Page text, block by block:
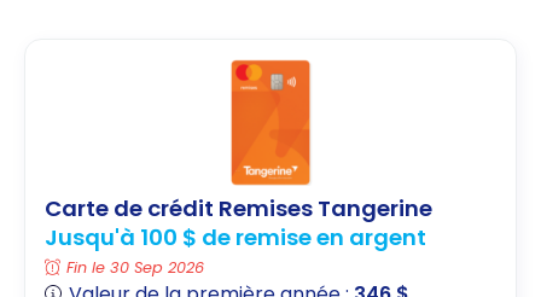
Carte de crédit Remises Tangerine
Jusqu'à 100 $ de remise en argent
Fin le 30 Sep 2026